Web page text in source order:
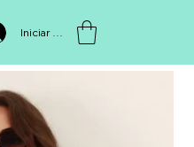
Iniciar sesión